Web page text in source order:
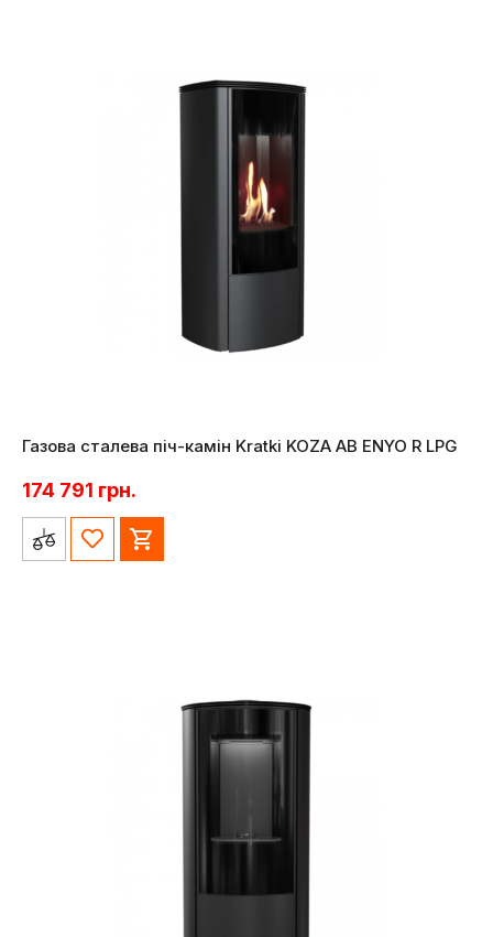
Газова сталева піч-камін Kratki KOZA AB ENYO R LPG
174 791 грн.